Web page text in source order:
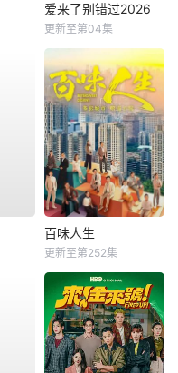
爱来了别错过2026
更新至第04集
百味人生
更新至第252集